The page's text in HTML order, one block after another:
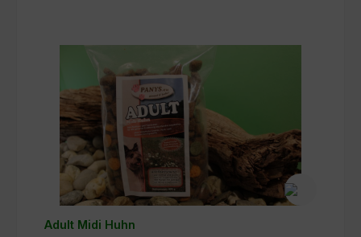
Adult Midi Huhn